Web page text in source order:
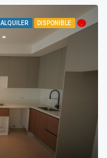
ALQUILER DISPONIBLE